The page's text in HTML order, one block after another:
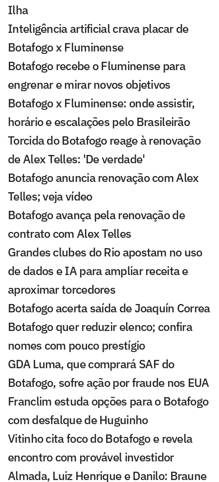
Ilha
Inteligência artificial crava placar de
Botafogo x Fluminense
Botafogo recebe o Fluminense para
engrenar e mirar novos objetivos
Botafogo x Fluminense: onde assistir,
horário e escalações pelo Brasileirão
Torcida do Botafogo reage à renovação
de Alex Telles: 'De verdade'
Botafogo anuncia renovação com Alex
Telles; veja vídeo
Botafogo avança pela renovação de
contrato com Alex Telles
Grandes clubes do Rio apostam no uso
de dados e IA para ampliar receita e
aproximar torcedores
Botafogo acerta saída de Joaquín Correa
Botafogo quer reduzir elenco; confira
nomes com pouco prestígio
GDA Luma, que comprará SAF do
Botafogo, sofre ação por fraude nos EUA
Franclim estuda opções para o Botafogo
com desfalque de Huguinho
Vitinho cita foco do Botafogo e revela
encontro com provável investidor
Almada, Luiz Henrique e Danilo: Braune